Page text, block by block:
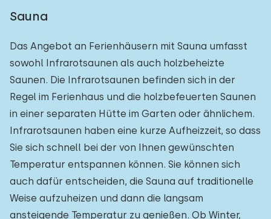
Sauna
Das Angebot an Ferienhäusern mit Sauna umfasst
sowohl Infrarotsaunen als auch holzbeheizte
Saunen. Die Infrarotsaunen befinden sich in der
Regel im Ferienhaus und die holzbefeuerten Saunen
in einer separaten Hütte im Garten oder ähnlichem.
Infrarotsaunen haben eine kurze Aufheizzeit, so dass
Sie sich schnell bei der von Ihnen gewünschten
Temperatur entspannen können. Sie können sich
auch dafür entscheiden, die Sauna auf traditionelle
Weise aufzuheizen und dann die langsam
ansteigende Temperatur zu genießen. Ob Winter,